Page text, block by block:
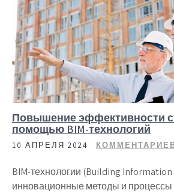
Повышение эффективности
помощью BIM-технологий
10 АПРЕЛЯ 2024
BIM-технологии (Building
инновационные методы и